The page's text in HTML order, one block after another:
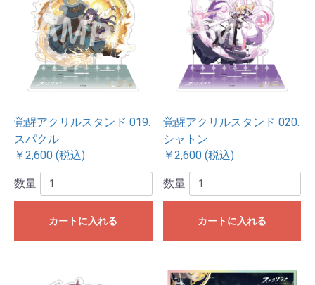
覚醒アクリルスタンド 019.
スパクル
￥2,600 (税込)
数量
カートに入れる
覚醒アクリルスタンド 020.
シャトン
￥2,600 (税込)
数量
カートに入れる